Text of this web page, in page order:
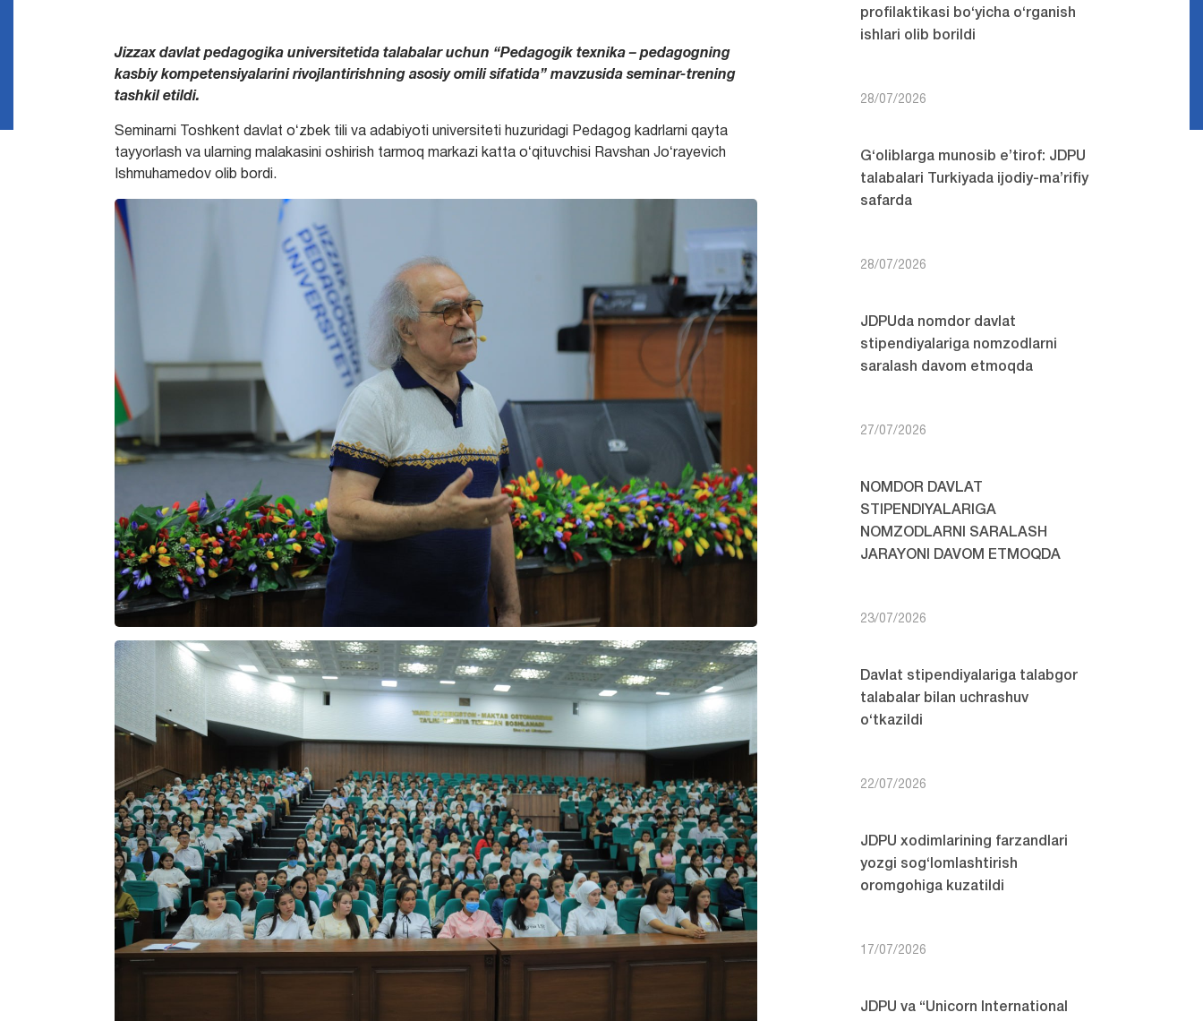
Jizzax davlat pedagogika universitetida talabalar uchun “Pedagogik texnika – pedagogning
kasbiy kompetensiyalarini rivojlantirishning asosiy omili sifatida” mavzusida seminar-trening
tashkil etildi.
Seminarni Toshkent davlat oʻzbek tili va adabiyoti universiteti huzuridagi Pedagog kadrlarni qayta
tayyorlash va ularning malakasini oshirish tarmoq markazi katta oʻqituvchisi Ravshan Joʻrayevich
Ishmuhamedov olib bordi.
profilaktikasi bo‘yicha o‘rganish
ishlari olib borildi
28/07/2026
G‘oliblarga munosib e’tirof: JDPU
talabalari Turkiyada ijodiy-ma’rifiy
safarda
28/07/2026
JDPUda nomdor davlat
stipendiyalariga nomzodlarni
saralash davom etmoqda
27/07/2026
NOMDOR DAVLAT
STIPENDIYALARIGA
NOMZODLARNI SARALASH
JARAYONI DAVOM ETMOQDA
23/07/2026
Davlat stipendiyalariga talabgor
talabalar bilan uchrashuv
o‘tkazildi
22/07/2026
JDPU xodimlarining farzandlari
yozgi sog‘lomlashtirish
oromgohiga kuzatildi
17/07/2026
JDPU va “Unicorn International